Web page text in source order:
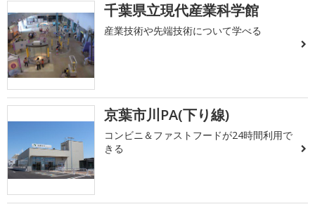
千葉県立現代産業科学館
産業技術や先端技術について学べる
京葉市川PA(下り線)
コンビニ＆ファストフードが24時間利用で
きる